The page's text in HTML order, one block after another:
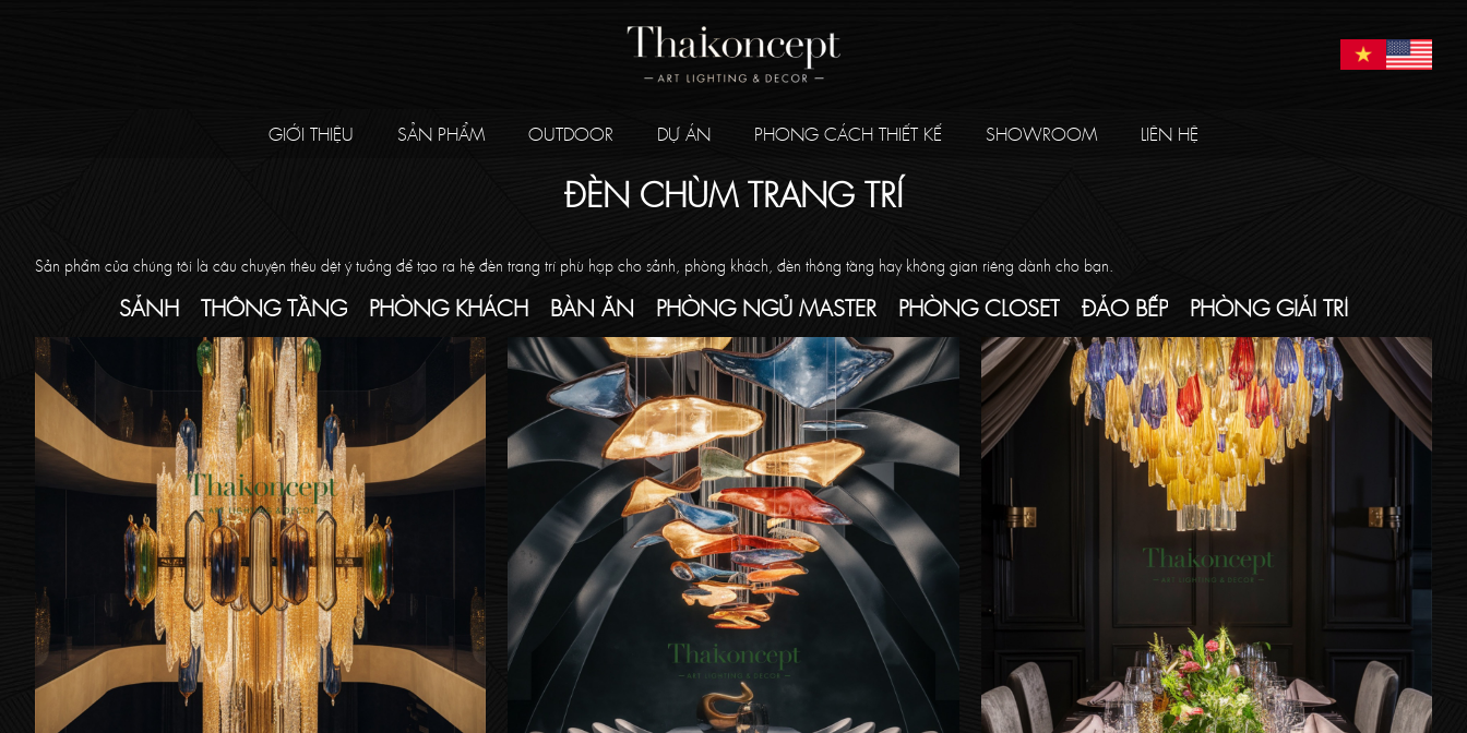
GIỚI THIỆU SẢN PHẨM OUTDOOR DỰ ÁN PHONG CÁCH THIẾT KẾ SHOWROOM LIÊN HỆ
ĐÈN CHÙM TRANG TRÍ
Sản phẩm của chúng tôi là câu chuyện thêu dệt ý tưởng để tạo ra hệ đèn trang trí phù hợp cho sảnh, phòng khách, đèn thông tầng hay không gian riêng dành cho bạn.
SẢNH THÔNG TẦNG PHÒNG KHÁCH BÀN ĂN PHÒNG NGỦ MASTER PHÒNG CLOSET ĐẢO BẾP PHÒNG GIẢI TRÍ